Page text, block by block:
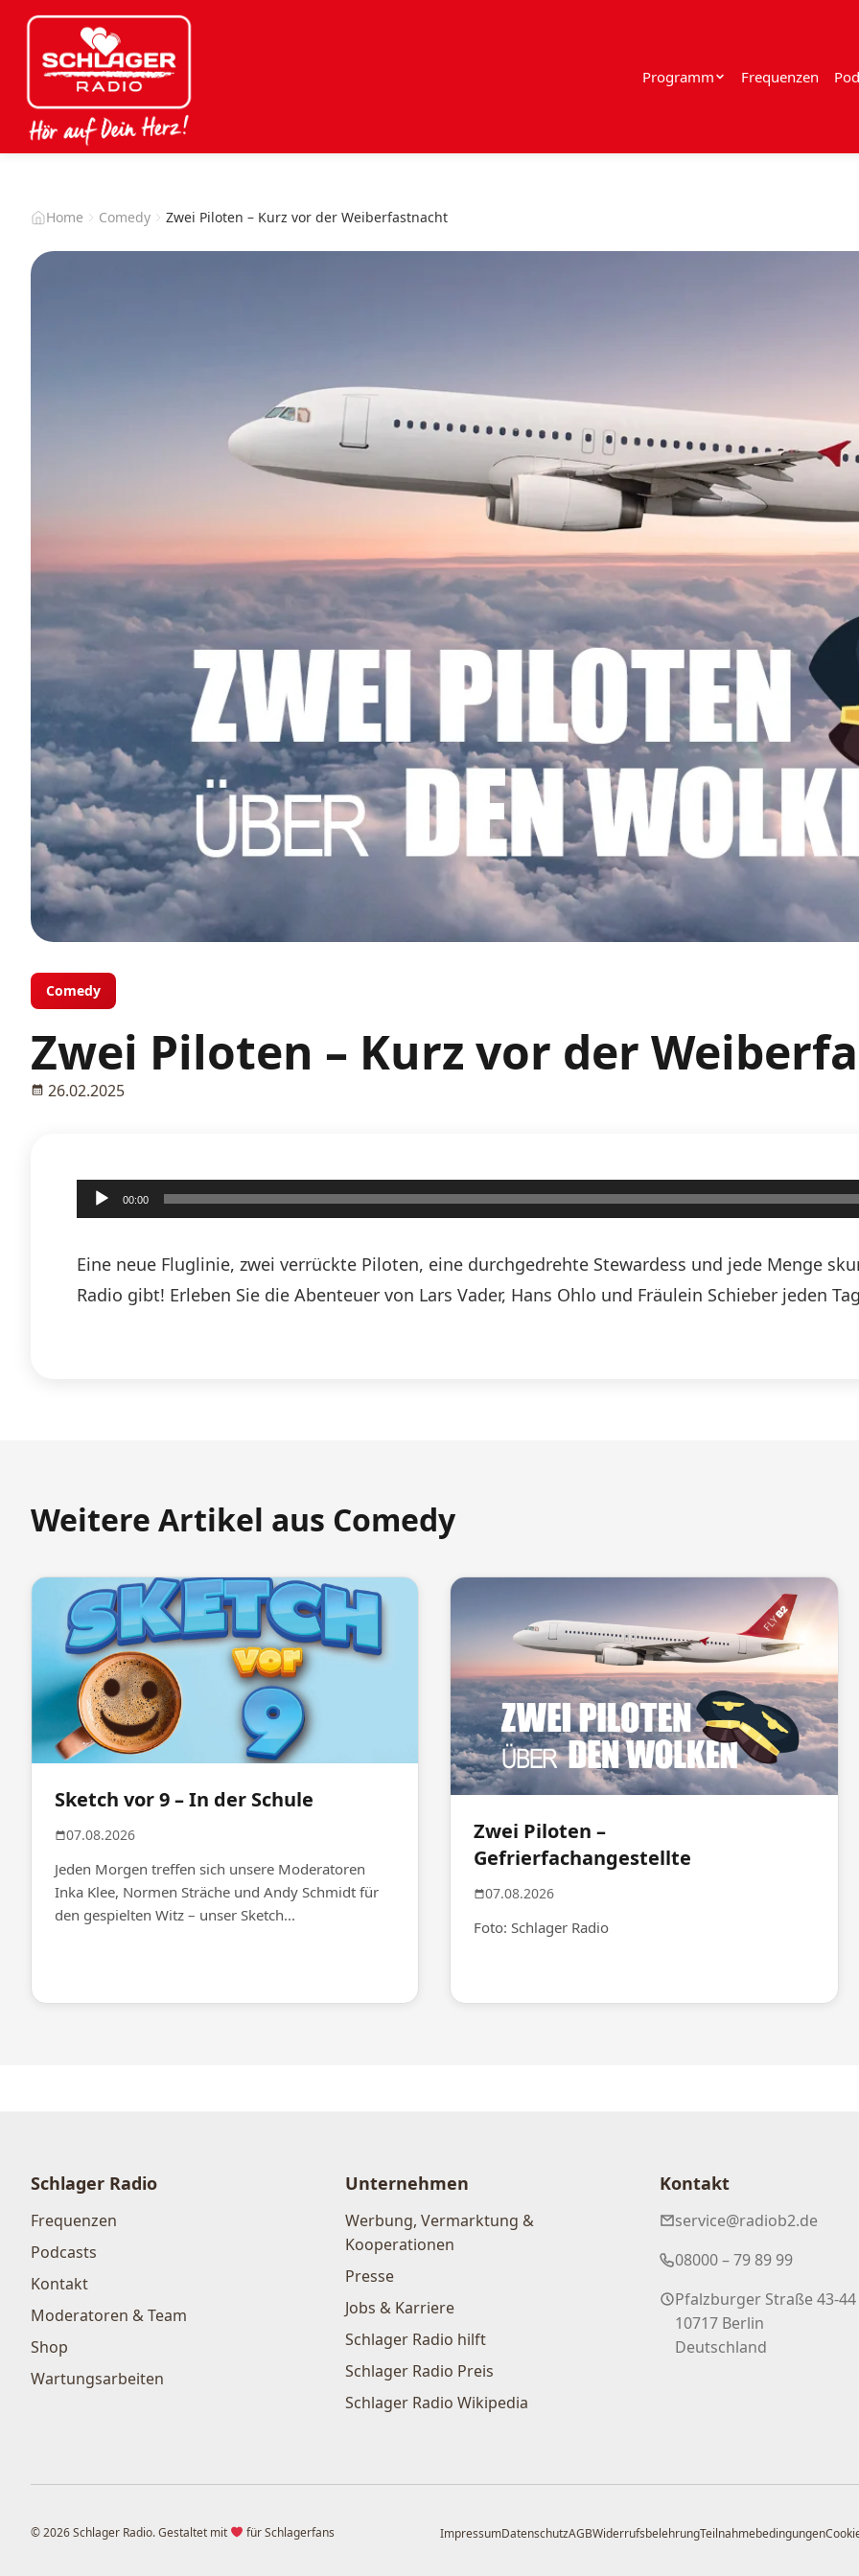
Programm Frequenzen
Home Comedy Zwei Piloten – Kurz vor der Weiberfastnacht
Comedy
Zwei Piloten – Kurz vor der
26.02.2025
Audio-
Player
00:00
Eine neue Fluglinie, zwei verrückte Piloten, eine durchgedrehte Stewardess und jede Menge
Radio gibt! Erleben Sie die Abenteuer von Lars Vader, Hans Ohlo und Fräulein Schieber jeden
Weitere Artikel aus Comedy
Sketch vor 9 – In der Schule
07.08.2026
Jeden Morgen treffen sich unsere Moderatoren
Inka Klee, Normen Sträche und Andy Schmidt für
den gespielten Witz – unser Sketch...
Zwei Piloten –
Gefrierfachangestellte
07.08.2026
Foto: Schlager Radio
Schlager Radio
Frequenzen
Podcasts
Kontakt
Moderatoren & Team
Shop
Wartungsarbeiten
Unternehmen
Werbung, Vermarktung &
Kooperationen
Presse
Jobs & Karriere
Schlager Radio hilft
Schlager Radio Preis
Schlager Radio Wikipedia
Kontakt
service@radiob2.de
08000 – 79 89 99
Pfalzburger Straße 43-44
10717 Berlin
Deutschland
© 2026 Schlager Radio. Gestaltet mit für Schlagerfans ImpressumDatenschutzAGBWiderrufsbelehrungTeilnahmebedingungen